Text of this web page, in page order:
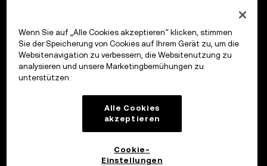
Wenn Sie auf „Alle Cookies akzeptieren“ klicken, stimmen
Sie der Speicherung von Cookies auf Ihrem Gerät zu, um die
Websitenavigation zu verbessern, die Websitenutzung zu
analysieren und unsere Marketingbemühungen zu
unterstützen.
Alle Cookies
akzeptieren
Cookie-
Einstellungen